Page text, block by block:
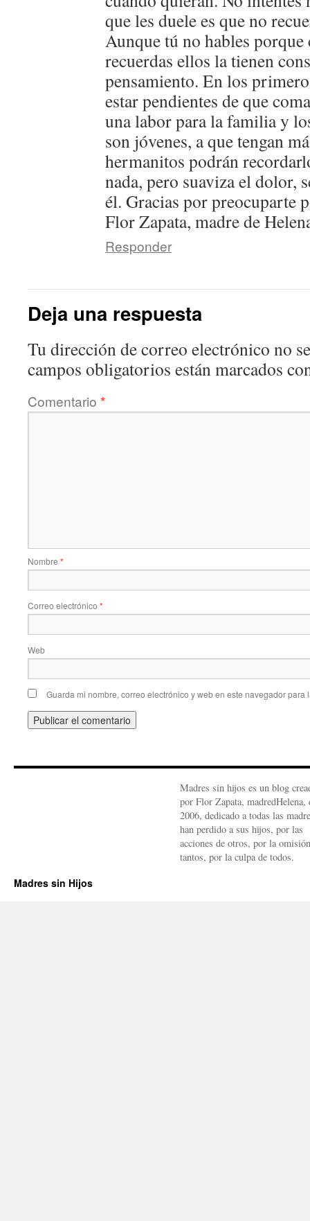
que les duele es que no
Aunque tú no hables porque
recuerdas ellos la tienen
pensamiento. En los
estar pendientes de que
una labor para la familia y
son jóvenes, a que tengan
hermanitos podrán
nada, pero suaviza el dolor,
él. Gracias por preocuparte
Flor Zapata, madre de
Responder
Deja una respuesta
Tu dirección de correo electrónico no
campos obligatorios están marcados
Comentario *
Nombre *
Correo electrónico *
Web
Guarda mi nombre, correo electrónico y web en este navegador para
Madres sin hijos es un blog
por Flor Zapata, madredHelena,
2006, dedicado a todas las
han perdido a sus hijos, por las
acciones de otros, por la
tantos, por la culpa de todos.
Madres sin Hijos